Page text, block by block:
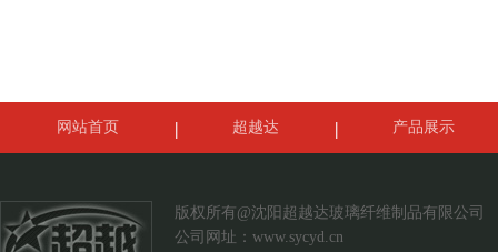
网站首页 超越达 产品展示
版权所有@沈阳超越达玻璃纤维制品有限公司
公司网址： www.sycyd.cn